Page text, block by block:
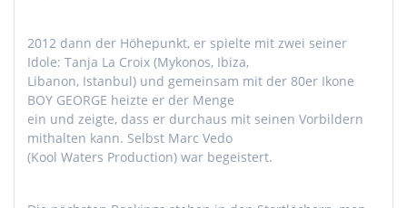
2012 dann der Höhepunkt, er spielte mit zwei seiner
Idole: Tanja La Croix (Mykonos, Ibiza,
Libanon, Istanbul) und gemeinsam mit der 80er Ikone
BOY GEORGE heizte er der Menge
ein und zeigte, dass er durchaus mit seinen Vorbildern
mithalten kann. Selbst Marc Vedo
(Kool Waters Production) war begeistert.